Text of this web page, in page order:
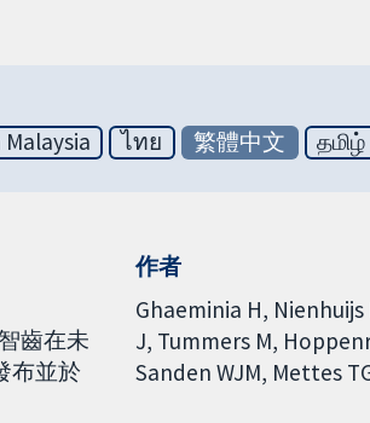
Malaysia ไทย 繁體中文 தமிழ்
齒在未
布並於
作者
Ghaeminia H Nienhuijs
J Tummers M
Sanden WJM Mettes